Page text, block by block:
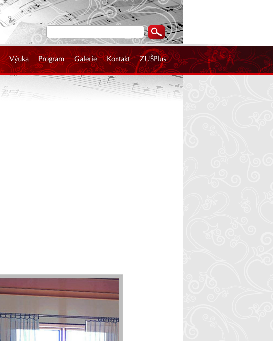
Výuka Program Galerie Kontakt ZUŠPlus